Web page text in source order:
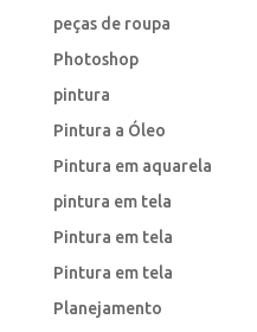
peças de roupa
Photoshop
pintura
Pintura a Óleo
Pintura em aquarela
pintura em tela
Pintura em tela
Pintura em tela
Planejamento